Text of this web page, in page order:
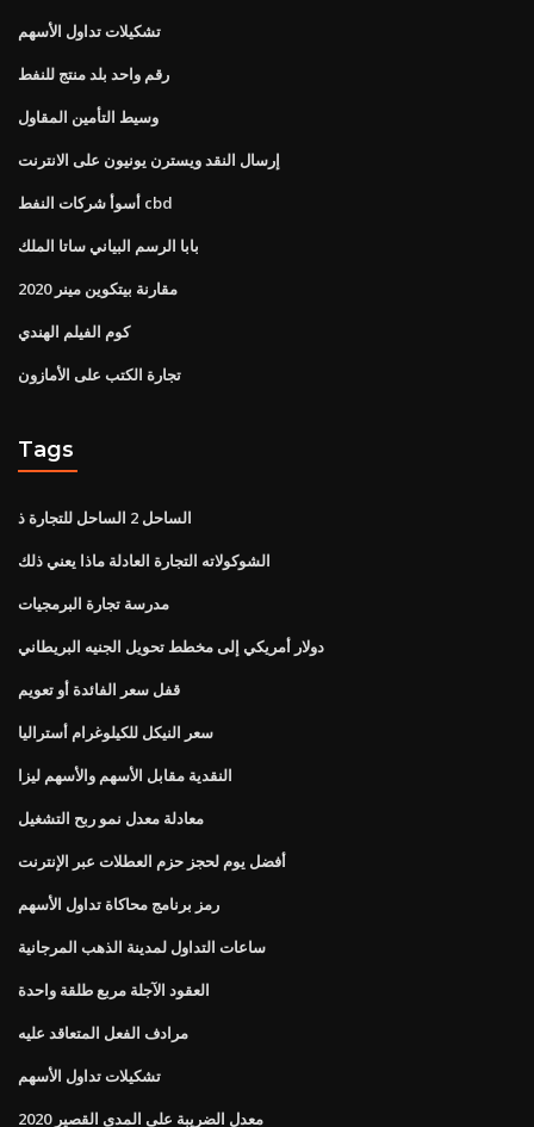
تشكيلات تداول الأسهم
رقم واحد بلد منتج للنفط
وسيط التأمين المقاول
إرسال النقد ويسترن يونيون على الانترنت
أسوأ شركات النفط cbd
بابا الرسم البياني ساتا الملك
مقارنة بيتكوين مينر 2020
كوم الفيلم الهندي
تجارة الكتب على الأمازون
Tags
الساحل 2 الساحل للتجارة ذ
الشوكولاته التجارة العادلة ماذا يعني ذلك
مدرسة تجارة البرمجيات
دولار أمريكي إلى مخطط تحويل الجنيه البريطاني
قفل سعر الفائدة أو تعويم
سعر النيكل للكيلوغرام أستراليا
النقدية مقابل الأسهم والأسهم ليزا
معادلة معدل نمو ربح التشغيل
أفضل يوم لحجز حزم العطلات عبر الإنترنت
رمز برنامج محاكاة تداول الأسهم
ساعات التداول لمدينة الذهب المرجانية
العقود الآجلة مربع طلقة واحدة
مرادف الفعل المتعاقد عليه
تشكيلات تداول الأسهم
معدل الضريبة على المدى القصير 2020